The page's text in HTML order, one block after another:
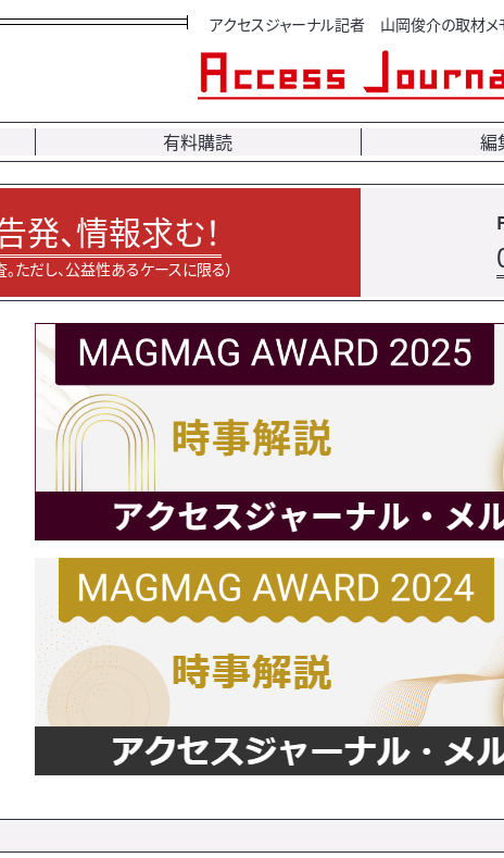
アクセスジャーナル記者 山岡俊介の取材メ
有料購読 編
発、情報求む！
ただし、公益性あるケースに限る）